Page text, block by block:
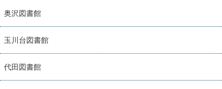
奥沢図書館
玉川台図書館
代田図書館